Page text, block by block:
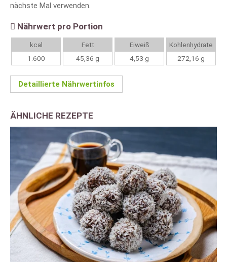
nächste Mal verwenden.
Nährwert pro Portion
kcal
1.600
Fett
45,36 g
Eiweiß
4,53 g
Kohlenhydrate
272,16 g
Detaillierte Nährwertinfos
ÄHNLICHE REZEPTE